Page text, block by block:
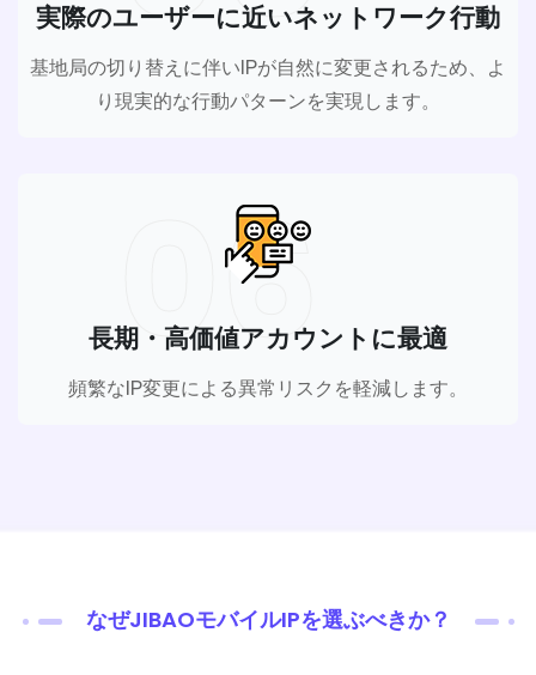
実際のユーザーに近いネットワーク行動
基地局の切り替えに伴いIPが自然に変更されるため、よ
り現実的な行動パターンを実現します。
06
長期・高価値アカウントに最適
頻繁なIP変更による異常リスクを軽減します。
なぜJIBAOモバイルIPを選ぶべきか？